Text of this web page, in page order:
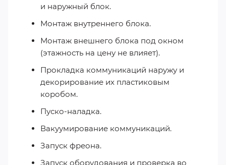
и наружный блок.
Монтаж внутреннего блока.
Монтаж внешнего блока под окном
(этажность на цену не влияет).
Прокладка коммуникаций наружу и
декорирование их пластиковым
коробом.
Пуско-наладка.
Вакуумирование коммуникаций.
Запуск фреона.
Запуск оборудования и проверка во